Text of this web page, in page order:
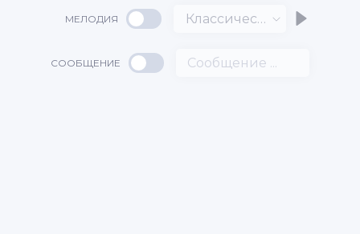
МЕЛОДИЯ Классический
СООБЩЕНИЕ